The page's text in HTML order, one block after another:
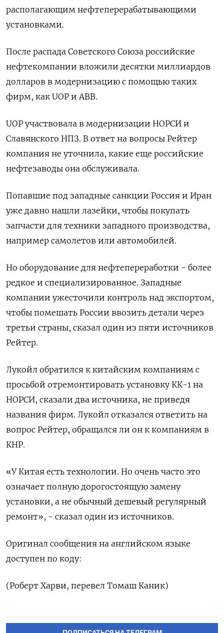
располагающим нефтеперерабатывающими
установками.
После распада Советского Союза российские
нефтекомпании вложили десятки миллиардов
долларов в модернизацию с помощью таких
фирм, как UOP и ABB.
UOP участвовала в модернизации НОРСИ и
Славянского НПЗ. В ответ на вопросы Рейтер
компания не уточнила, какие еще российские
нефтезаводы она обслуживала.
Попавшие под западные санкции Россия и Иран
уже давно нашли лазейки, чтобы покупать
запчасти для техники западного производства,
например самолетов или автомобилей.
Но оборудование для нефтепереработки - более
редкое и специализированное. Западные
компании ужесточили контроль над экспортом,
чтобы помешать России ввозить детали через
третьи страны, сказал один из пяти источников
Рейтер.
Лукойл обратился к китайским компаниям с
просьбой отремонтировать установку КК-1 на
НОРСИ, сказали два источника, не приведя
названия фирм. Лукойл отказался ответить на
вопрос Рейтер, обращался ли он к компаниям в
КНР.
«У Китая есть технологии. Но очень часто это
означает полную дорогостоящую замену
установки, а не обычный дешевый регулярный
ремонт», - сказал один из источников.
Оригинал сообщения на английском языке
доступен по коду:
(Роберт Харви, перевел Томаш Каник)